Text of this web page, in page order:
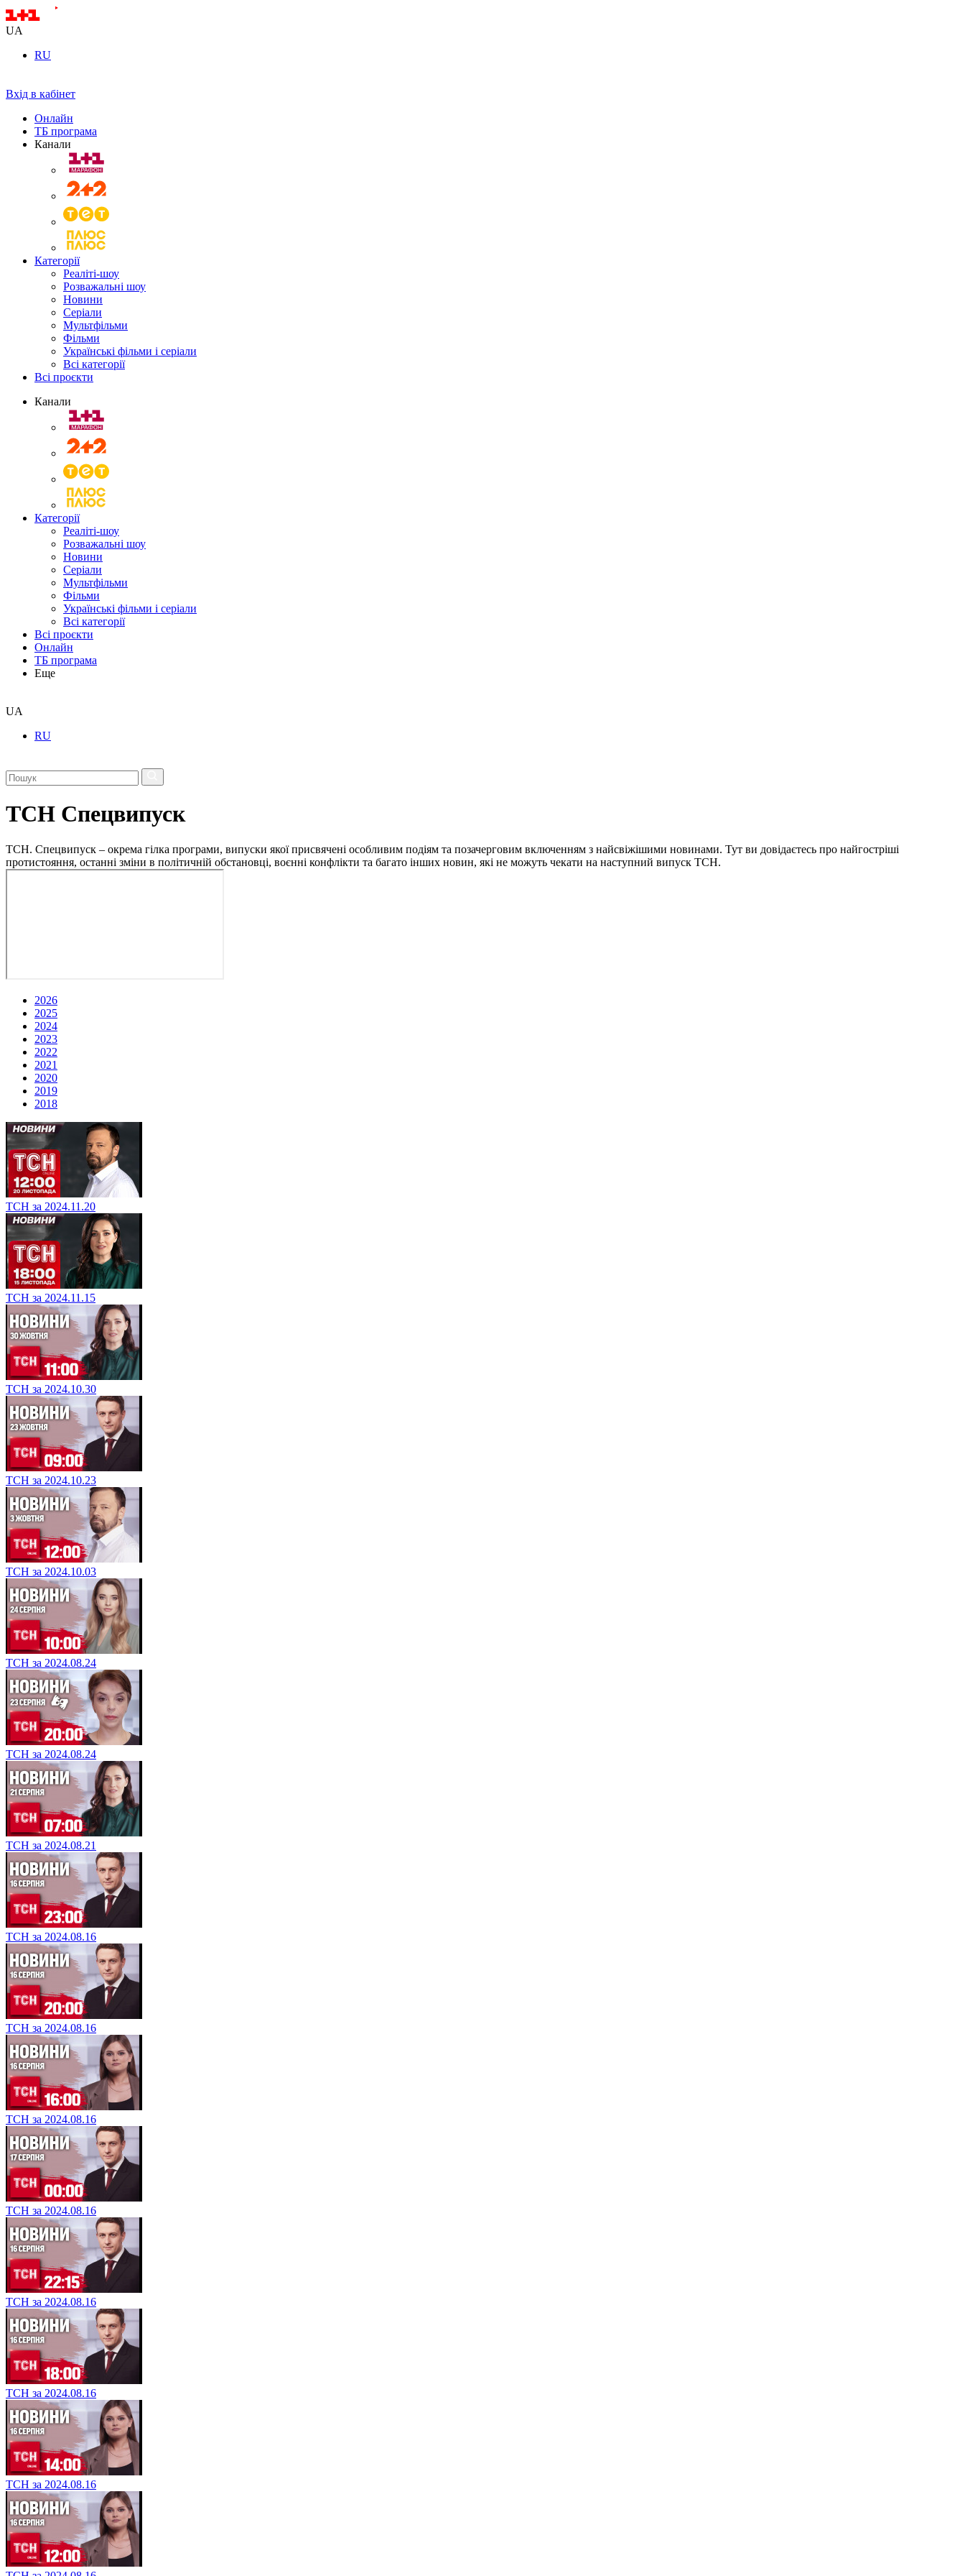
UA
RU
Вхід в кабінет
Онлайн
ТБ програма
Канали
Категорії
Реаліті-шоу
Розважальні шоу
Новини
Серіали
Мультфільми
Фільми
Українські фільми і серіали
Всі категорії
Всі проєкти
Канали
Категорії
Реаліті-шоу
Розважальні шоу
Новини
Серіали
Мультфільми
Фільми
Українські фільми і серіали
Всі категорії
Всі проєкти
Онлайн
ТБ програма
Еще
UA
RU
ТСН Спецвипуск
ТСН. Спецвипуск – окрема гілка програми, випуски якої присвячені особливим подіям та позачерговим включенням з найсвіжішими новинами. Тут ви довідаєтесь про найгостріші
протистояння, останні зміни в політичній обстановці, воєнні конфлікти та багато інших новин, які не можуть чекати на наступний випуск ТСН.
2026
2025
2024
2023
2022
2021
2020
2019
2018
ТСН за 2024.11.20
ТСН за 2024.11.15
ТСН за 2024.10.30
ТСН за 2024.10.23
ТСН за 2024.10.03
ТСН за 2024.08.24
ТСН за 2024.08.24
ТСН за 2024.08.21
ТСН за 2024.08.16
ТСН за 2024.08.16
ТСН за 2024.08.16
ТСН за 2024.08.16
ТСН за 2024.08.16
ТСН за 2024.08.16
ТСН за 2024.08.16